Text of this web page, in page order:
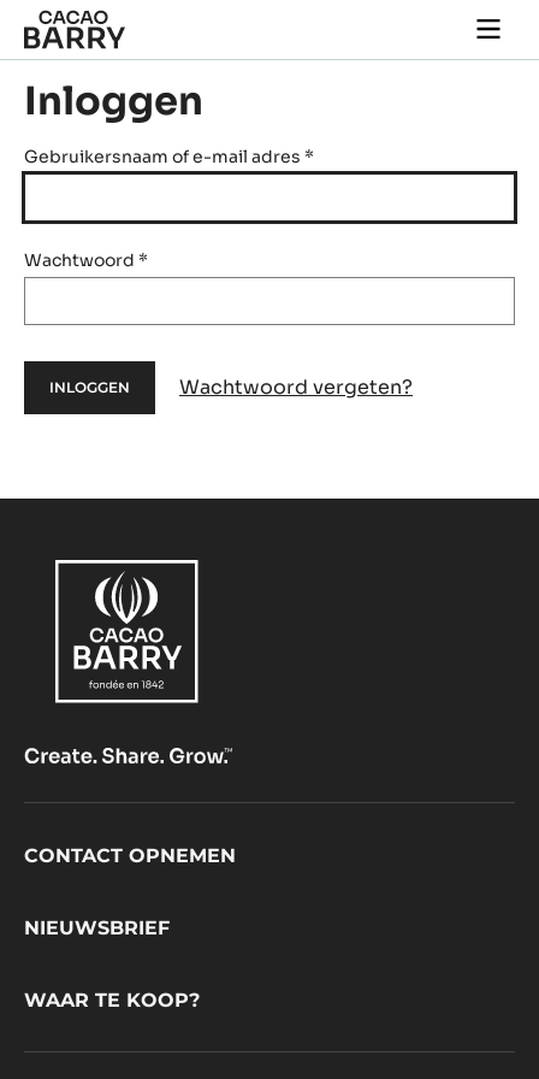
Skip to main content
main
Inloggen
Gebruikersnaam of e-mail adres *
Wachtwoord *
Wachtwoord vergeten?
Footer
CONTACT OPNEMEN
NIEUWSBRIEF
WAAR TE KOOP?